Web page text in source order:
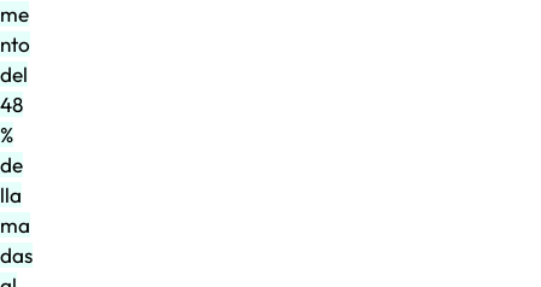
me
nto
del
48
%
de
lla
ma
das